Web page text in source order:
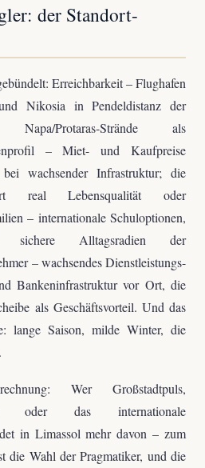
der Standort-
Erreichbarkeit – Flughafen
Nikosia in Pendeldistanz der
Protaras-Strände als
– Miet- und Kaufpreise
wachsender Infrastruktur; die
real Lebensqualität oder
– internationale Schuloptionen,
sichere Alltagsradien der
– wachsendes Dienstleistungs-
Bankeninfrastruktur vor Ort, die
als Geschäftsvorteil. Und das
lange Saison, milde Winter, die
Wer Großstadtpuls,
oder das internationale
in Limassol mehr davon – zum
die Wahl der Pragmatiker, und die